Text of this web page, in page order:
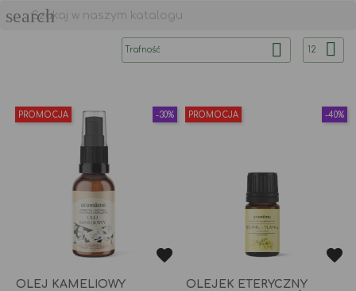
search
Trafność  12 
PROMOCJA -30%
OLEJ KAMELIOWY
PROMOCJA -40%
OLEJEK ETERYCZNY